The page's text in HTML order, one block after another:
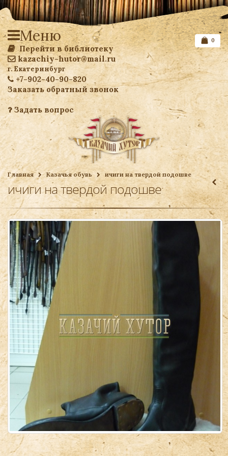
Перейти в библиотеку
kazachiy-hutor@mail.ru
г. Екатеринбург
+7-902-40-90-820
Заказать обратный звонок
Задать вопрос
Список желаемого
Ваша корзина
0
Меню
Главная Казачья обувь ичиги на твердой подошве
ичиги на твердой подошве